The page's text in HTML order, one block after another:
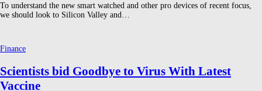
To understand the new smart watched and other pro devices of recent focus,
we should look to Silicon Valley and…
Finance
Scientists bid Goodbye to Virus With Latest
Vaccine